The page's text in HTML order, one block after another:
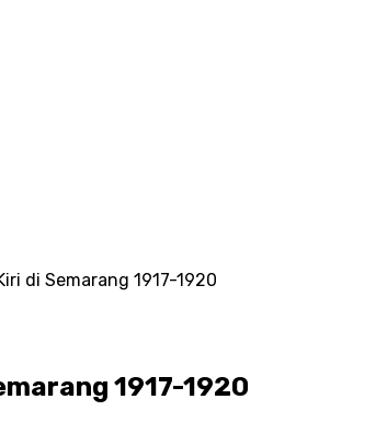
di Semarang 1917-1920
1917-1920